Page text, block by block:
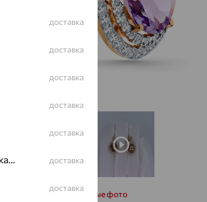
Запросить дополнительные фото
доставка
доставка
доставка
доставка
доставка
Актюбинский, Азнакаевский район доставка
доставка